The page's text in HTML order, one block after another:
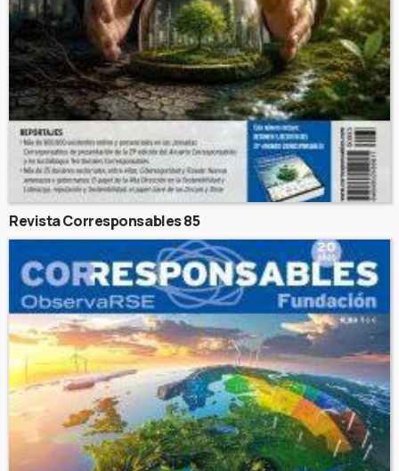
Revista Corresponsables 85